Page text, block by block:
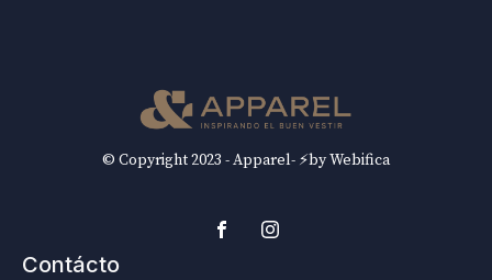
© Copyright 2023 - Apparel- ⚡by Webifica
Contácto